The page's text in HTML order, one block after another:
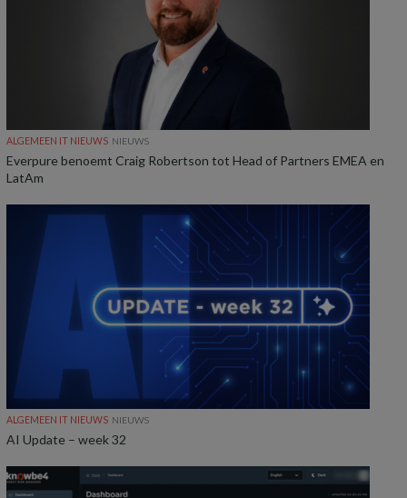
ALGEMEEN IT NIEUWS NIEUWS
Everpure benoemt Craig Robertson tot Head of Partners EMEA en
LatAm
ALGEMEEN IT NIEUWS NIEUWS
AI Update – week 32